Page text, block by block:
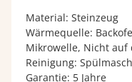
Material: Steinzeug
Wärmequelle:
Mikrowelle, Nicht
Reinigung:
Garantie: 5 Jahre